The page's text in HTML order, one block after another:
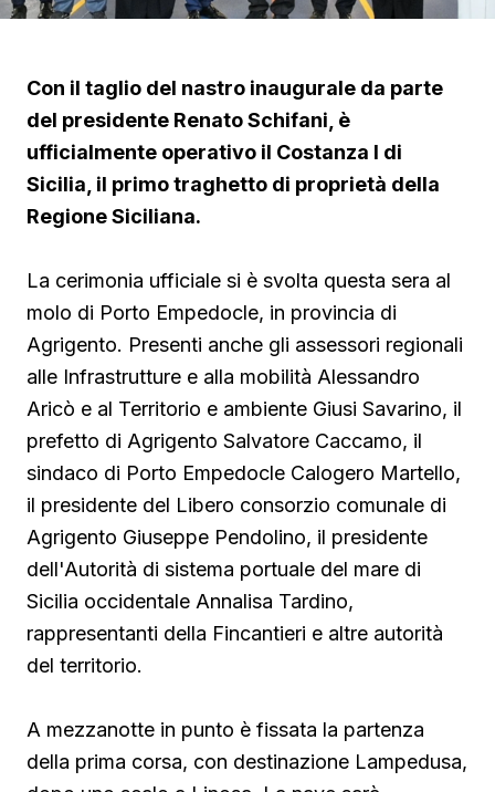
Con il taglio del nastro inaugurale da parte
del presidente Renato Schifani, è
ufficialmente operativo il Costanza I di
Sicilia, il primo traghetto di proprietà della
Regione Siciliana.
La cerimonia ufficiale si è svolta questa sera al
molo di Porto Empedocle, in provincia di
Agrigento. Presenti anche gli assessori regionali
alle Infrastrutture e alla mobilità Alessandro
Aricò e al Territorio e ambiente Giusi Savarino, il
prefetto di Agrigento Salvatore Caccamo, il
sindaco di Porto Empedocle Calogero Martello,
il presidente del Libero consorzio comunale di
Agrigento Giuseppe Pendolino, il presidente
dell'Autorità di sistema portuale del mare di
Sicilia occidentale Annalisa Tardino,
rappresentanti della Fincantieri e altre autorità
del territorio.
A mezzanotte in punto è fissata la partenza
della prima corsa, con destinazione Lampedusa,